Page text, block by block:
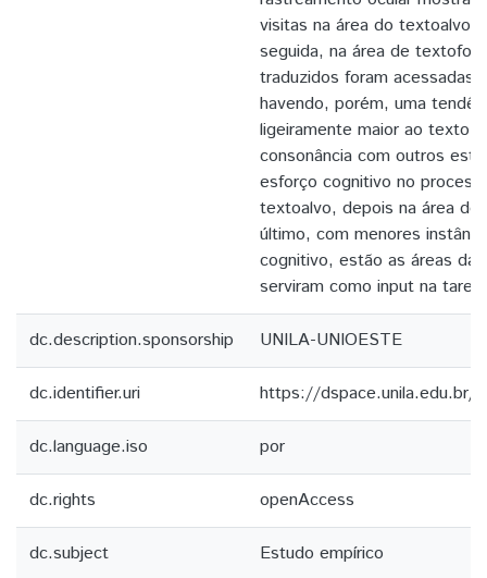
visitas na área do textoalvo,
seguida, na área de
traduzidos foram acessadas
havendo, porém, uma
ligeiramente maior ao texto
consonância com outros
esforço cognitivo no
textoalvo, depois na área
último, com menores
cognitivo, estão as áreas
serviram como input na tarefa
dc.description.sponsorship UNILA­-UNIOESTE
dc.identifier.uri https://dspace.unila.edu.br/
dc.language.iso por
dc.rights openAccess
dc.subject Estudo empírico